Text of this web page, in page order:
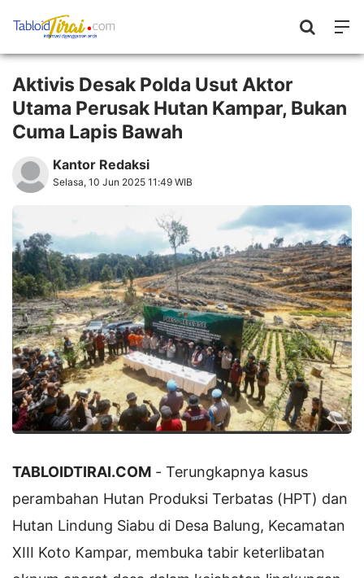
Aktivis Desak Polda Usut Aktor
Utama Perusak Hutan Kampar, Bukan
Cuma Lapis Bawah
Kantor Redaksi
Selasa, 10 Jun 2025 11:49 WIB
TABLOIDTIRAI.COM - Terungkapnya kasus
perambahan Hutan Produksi Terbatas (HPT) dan
Hutan Lindung Siabu di Desa Balung, Kecamatan
XIII Koto Kampar, membuka tabir keterlibatan